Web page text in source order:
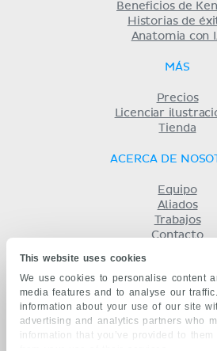
This website uses cookies
We use cookies to personalise content
media features and to analyse our
information about your use of our site
advertising and analytics partners who
information that you’ve provided to
Beneficios de
Historias de
Anatomia con
MÁS
Precios
Licenciar
Tienda
ACERCA DE
Equipo
Aliados
Trabajos
Contacto
Privacidad
KENHUB EN...
English